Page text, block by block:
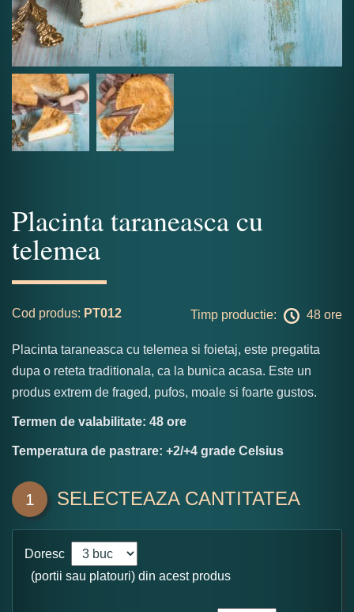
Placinta taraneasca cu
telemea
Cod produs: PT012 Timp productie: 48 ore
Placinta taraneasca cu telemea si foietaj, este pregatita
dupa o reteta traditionala, ca la bunica acasa. Este un
produs extrem de fraged, pufos, moale si foarte gustos.
Termen de valabilitate: 48 ore
Temperatura de pastrare: +2/+4 grade Celsius
1 SELECTEAZA CANTITATEA
Doresc
(portii sau platouri) din acest produs